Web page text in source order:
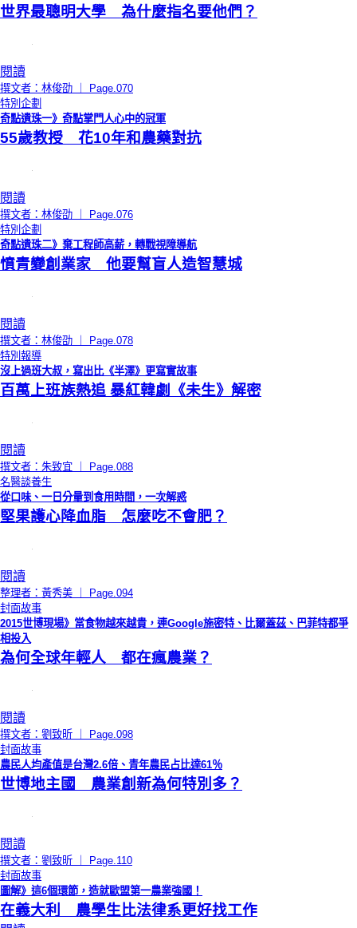
世界最聰明大學 為什麼指名要他們？
閱讀
撰文者：林俊劭 ｜ Page.070
特別企劃
奇點遺珠一》奇點掌門人心中的冠軍
55歲教授 花10年和農藥對抗
閱讀
撰文者：林俊劭 ｜ Page.076
特別企劃
奇點遺珠二》棄工程師高薪，轉戰視障導航
憤青變創業家 他要幫盲人造智慧城
閱讀
撰文者：林俊劭 ｜ Page.078
特別報導
沒上過班大叔，寫出比《半澤》更寫實故事
百萬上班族熱追 暴紅韓劇《未生》解密
閱讀
撰文者：朱致宜 ｜ Page.088
名醫談養生
從口味、一日分量到食用時間，一次解惑
堅果護心降血脂 怎麼吃不會肥？
閱讀
整理者：黃秀美 ｜ Page.094
封面故事
2015世博現場》當食物越來越貴，連Google施密特、比爾蓋茲、巴菲特都爭
相投入
為何全球年輕人 都在瘋農業？
閱讀
撰文者：劉致昕 ｜ Page.098
封面故事
農民人均產值是台灣2.6倍、青年農民占比達61％
世博地主國 農業創新為何特別多？
閱讀
撰文者：劉致昕 ｜ Page.110
封面故事
圖解》這6個環節，造就歐盟第一農業強國！
在義大利 農學生比法律系更好找工作